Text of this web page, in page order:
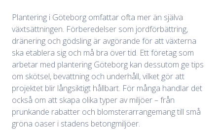
Plantering i Göteborg omfattar ofta mer än själva
växtsättningen. Förberedelser som jordförbättring,
dränering och gödsling är avgörande för att växterna
ska etablera sig och må bra över tid. Ett företag som
arbetar med plantering Göteborg kan dessutom ge tips
om skötsel, bevattning och underhåll, vilket gör att
projektet blir långsiktigt hållbart. För många handlar det
också om att skapa olika typer av miljöer – från
prunkande rabatter och blomsterarrangemang till små
gröna oaser i stadens betongmiljöer.